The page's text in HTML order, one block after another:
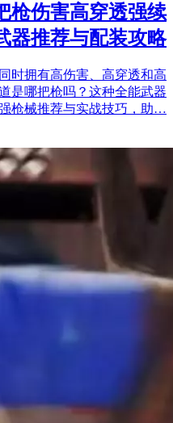
枪伤害高穿透强续
器推荐与配装攻略
时拥有高伤害、高穿透和高
是哪把枪吗？这种全能武器
枪械推荐与实战技巧，助…